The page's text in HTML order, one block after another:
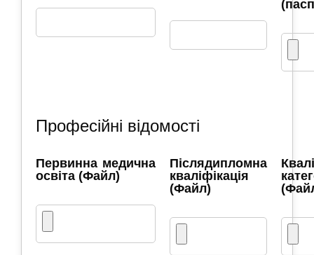
Професійні відомості
Первинна медична
освіта (Файл)
Післядипломна
кваліфікація
(Файл)